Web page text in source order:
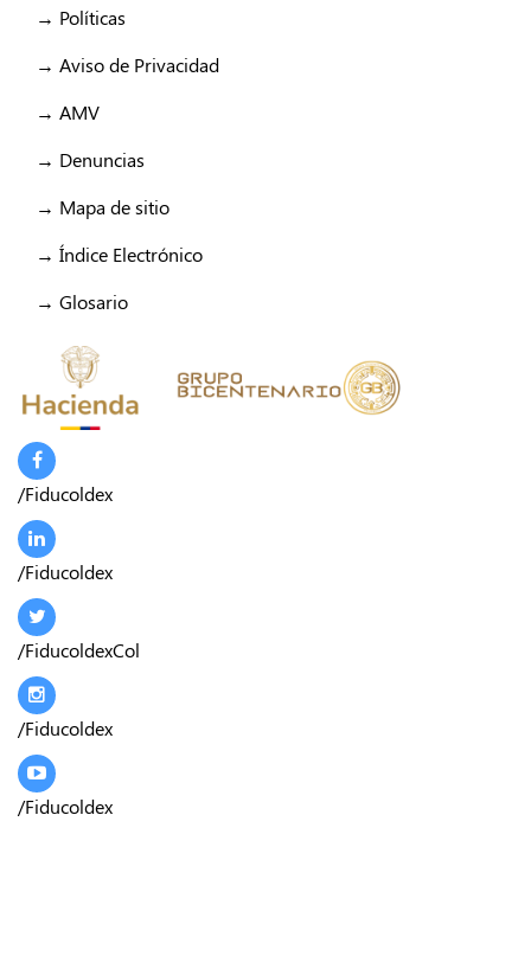
→ Políticas
→ Aviso de Privacidad
→ AMV
→ Denuncias
→ Mapa de sitio
→ Índice Electrónico
→ Glosario
/Fiducoldex
/Fiducoldex
/FiducoldexCol
/Fiducoldex
/Fiducoldex